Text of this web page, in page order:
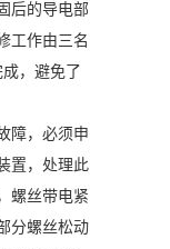
后的导电部
工作由三名
，避免了
障，必须申
置，处理此
螺丝带电紧
分螺丝松动